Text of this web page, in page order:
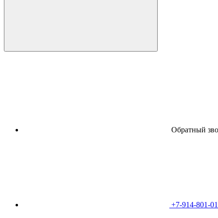
Обратный
+7-914-801-